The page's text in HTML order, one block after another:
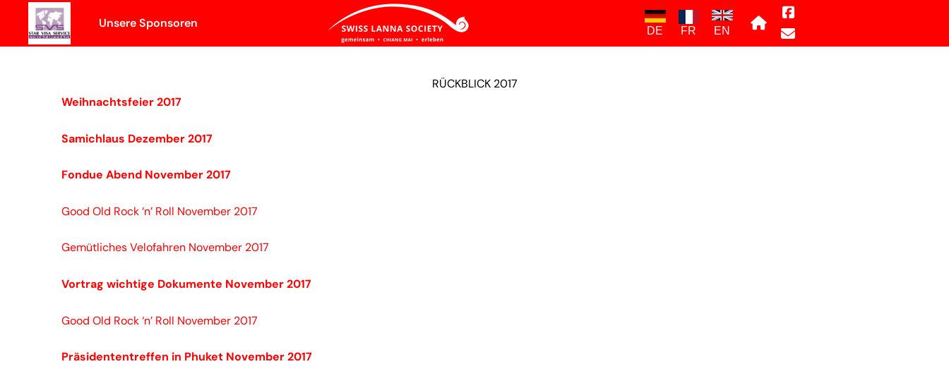
content
Unsere Sponsoren
DE FR EN
RÜCKBLICK 2017
Weihnachtsfeier 2017
Samichlaus Dezember 2017
Fondue Abend November 2017
Good Old Rock ‘n’ Roll November 2017
Gemütliches Velofahren November 2017
Vortrag wichtige Dokumente November 2017
Good Old Rock ‘n’ Roll November 2017
Präsidententreffen in Phuket November 2017